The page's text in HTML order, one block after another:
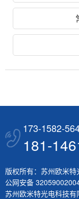
173-1582-
181-
版权所有：苏州欧米
公网安备
苏州欧米特光电科技有